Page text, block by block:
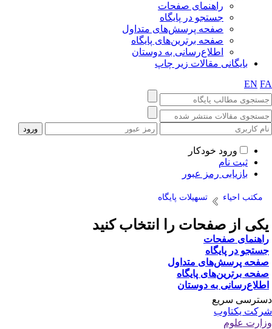
راهنمای صفحات
جستجو در پایگاه
صفحه پرسش‌های متداول
صفحه برترین‌های پایگاه
اطلاع‌رسانی به دوستان
مقالات زیر چاپ
ورود خودکار
نام
رمز عبور
تسهیلات پایگاه
صفحات را انتخاب کنید
صفحات
پایگاه
متداول
پایگاه
به دوستان
سریع